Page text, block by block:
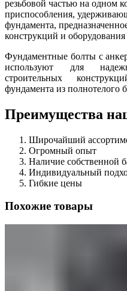
резьбовой частью на одном
приспособления,
фундамента,
конструкций и
Фундаментные болты с
используют для
строительных
фундамента из полнотелого
Преимущества
Широчайший
Огромный опыт
Наличие собственной
Индивидуальный
Гибкие цены
Похожие товары